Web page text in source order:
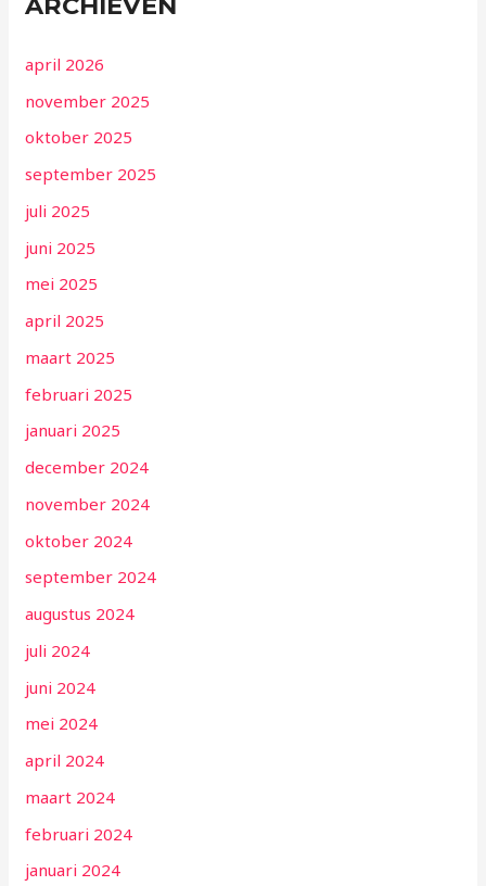
april 2026
november 2025
oktober 2025
september 2025
juli 2025
juni 2025
mei 2025
april 2025
maart 2025
februari 2025
januari 2025
december 2024
november 2024
oktober 2024
september 2024
augustus 2024
juli 2024
juni 2024
mei 2024
april 2024
maart 2024
februari 2024
januari 2024